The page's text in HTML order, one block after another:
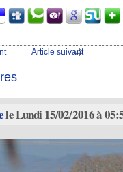
Article suivant
le Lundi 15/02/2016 à